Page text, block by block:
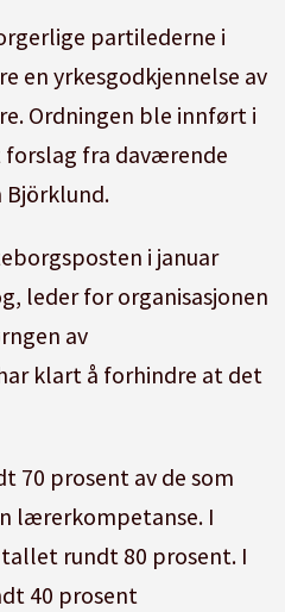
partilederne i
en yrkesgodkjennelse av
Ordningen ble innført i
forslag fra daværende
Björklund.
i januar
leder for organisasjonen
av
klart å forhindre at det
70 prosent av de som
lærerkompetanse. I
rundt 80 prosent. I
40 prosent